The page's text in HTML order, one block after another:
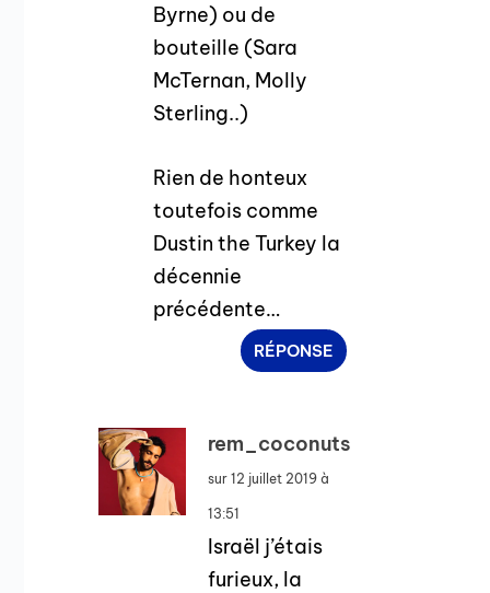
Byrne) ou de
bouteille (Sara
McTernan, Molly
Sterling..)
Rien de honteux
toutefois comme
Dustin the Turkey la
décennie
précédente…
RÉPONSE
rem_coconuts
sur 12 juillet 2019 à
13:51
Israël j’étais
furieux, la